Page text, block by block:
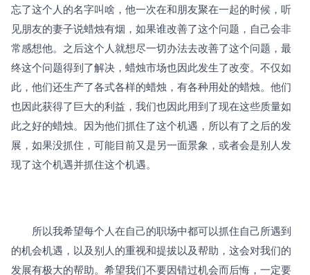
忘了这个人的名字叫啥，他一次在和朋友聚在一起的时候，听
见朋友的妻子说蜡烛有烟，如果谁改善了这个问题，自己会非
常感想他。之后这个人就想尽一切办法去改善了这个问题，最
终这个问题得到了解决，蜡烛市场也因此发生了改变。不仅如
此，他们还生产了各式各样的蜡烛，有各种用处的蜡烛。他们
也因此获得了巨大的利益，我们也因此用到了现在这些质量如
此之好的蜡烛。因为他们抓住了这个机遇，所以有了之后的发
展，如果没抓住，可能目前又是另一面景象，或者会是别人发
现了这个机遇并抓住这个机遇。
所以我希望每个人在自己的职场中都可以抓住自己所遇到
的机会机遇，以及别人的重视和提拔以及帮助，这会对我们的
发展有极大的帮助。希望我们不要因错过机会而后悔，一定要